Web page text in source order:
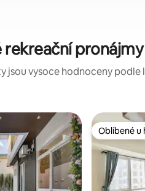
jsou vysoce hodnoceny
Oblíbené u
Oblíbené u